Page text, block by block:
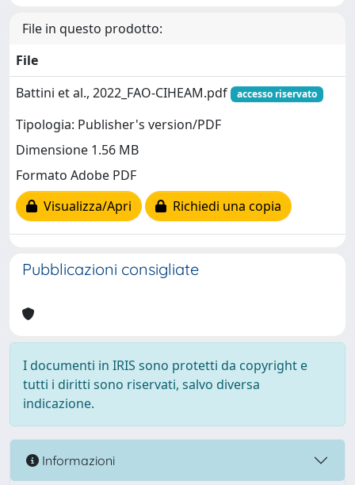
File in questo prodotto:
File
Battini et al., 2022_FAO-CIHEAM.pdf
accesso riservato
Tipologia: Publisher's version/PDF
Dimensione 1.56 MB
Formato Adobe PDF
Visualizza/Apri
Richiedi una copia
Pubblicazioni consigliate
I documenti in IRIS sono protetti da copyright e
tutti i diritti sono riservati, salvo diversa
indicazione.
Informazioni